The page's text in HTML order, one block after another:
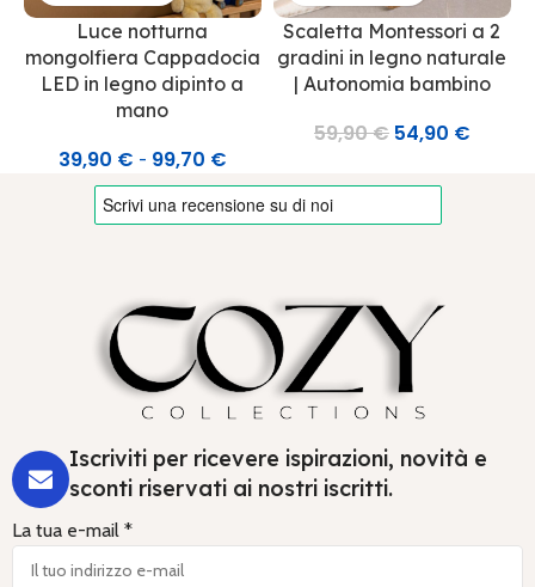
Luce notturna
mongolfiera Cappadocia
LED in legno dipinto a
mano
39,90 € - 99,70 €
Scaletta Montessori a 2
gradini in legno naturale
| Autonomia bambino
59,90€ 54,90 €
Iscriviti per ricevere ispirazioni, novità e
sconti riservati ai nostri iscritti.
La tua e-mail *